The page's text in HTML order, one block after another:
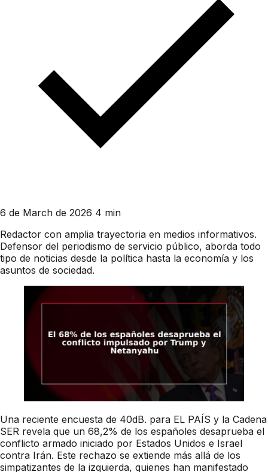
6 de March de 2026 4 min
Redactor con amplia trayectoria en medios informativos.
Defensor del periodismo de servicio público, aborda todo
tipo de noticias desde la política hasta la economía y los
asuntos de sociedad.
Una reciente encuesta de 40dB. para EL PAÍS y la Cadena
SER revela que un 68,2% de los españoles desaprueba el
conflicto armado iniciado por Estados Unidos e Israel
contra Irán. Este rechazo se extiende más allá de los
simpatizantes de la izquierda, quienes han manifestado